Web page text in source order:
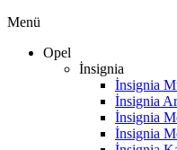
Menü
Opel
İnsignia
İnsignia
İnsignia
İnsignia
İnsignia